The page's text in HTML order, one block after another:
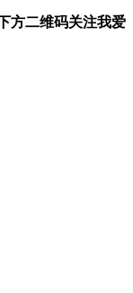
方二维码关注我爱